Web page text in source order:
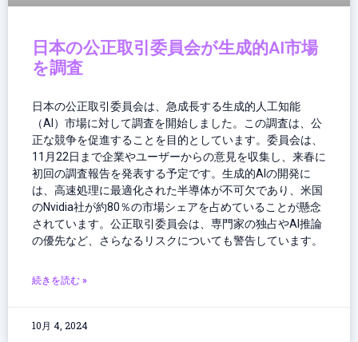
日本の公正取引委員会が生成的AI市場
を調査
日本の公正取引委員会は、急成長する生成的人工知能
（AI）市場に対して調査を開始しました。この調査は、公
正な競争を促進することを目的としています。委員会は、
11月22日まで企業やユーザーからの意見を収集し、来春に
初回の調査報告を発表する予定です。生成的AIの開発に
は、高速処理に最適化された半導体が不可欠であり、米国
のNvidia社が約80％の市場シェアを占めていることが懸念
されています。公正取引委員会は、専門家の独占やAI推論
の優先など、さらなるリスクについても警告しています。
続きを読む »
10月 4, 2024